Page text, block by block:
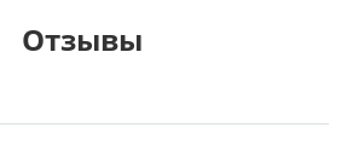
Отзывы